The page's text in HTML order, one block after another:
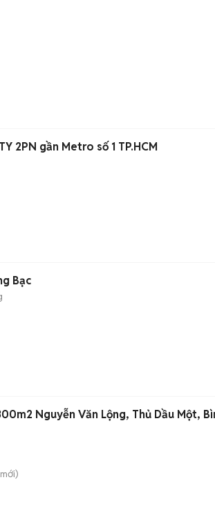
2PN gần Metro số 1 TP.HCM
Bạc
Nguyễn Văn Lộng, Thủ Dầu Một,
mới)